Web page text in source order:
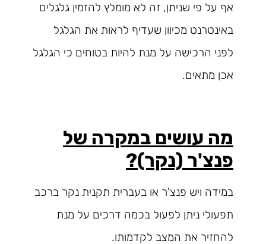
אף על פי שניתן, זה לא מומלץ להזמין גלגלים
באינטרנט מכיוון שעדיף לראות את הגלגל
לפני הרכישה על מנת להיות בטוחים כי הגלגל
אכן מתאים.
מה עושים במקרה של
פנצ'ר (נקר)?
במידה ויש פנצ'ר או בעברית תקנית נקר ברכב
תפעולי ניתן לפעול בכמה דרכים על מנת
להחזיר את המצב לקדמותו.